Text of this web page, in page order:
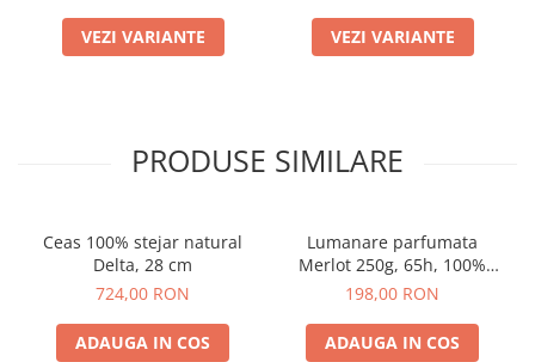
VEZI VARIANTE VEZI VARIANTE
PRODUSE SIMILARE
Ceas 100% stejar natural
Delta, 28 cm
724,00 RON
ADAUGA IN COS
Lumanare parfumata
Merlot 250g, 65h, 100%
ceara vegetala
198,00 RON
ADAUGA IN COS